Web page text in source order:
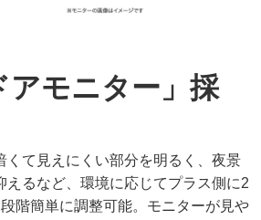
アモニター」採
くて見えにくい部分を明るく、夜景
えるなど、環境に応じてプラス側に2
階簡単に調整可能。モニターが見や